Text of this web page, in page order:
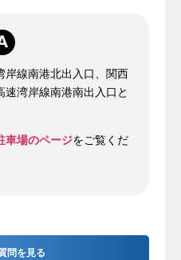
岸線南港北出入口、関西
湾岸線南港南出入口と
車場のページをご覧くだ
問を見る